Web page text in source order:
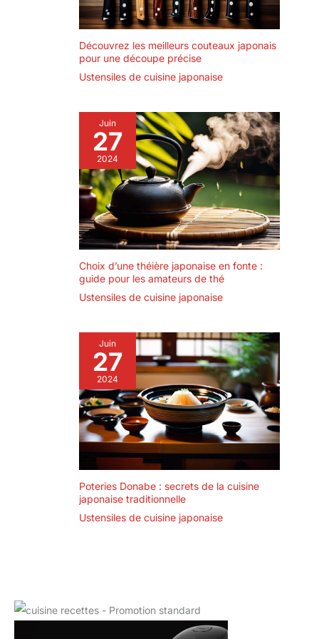
Découvrez les meilleurs couteaux japonais
pour une découpe précise
Ustensiles de cuisine japonaise
Juin
27
2024
Choix d’une théière japonaise en fonte :
guide pour les amateurs de thé
Ustensiles de cuisine japonaise
Juin
27
2024
Poteries Donabe : secrets de la cuisine
japonaise traditionnelle
Ustensiles de cuisine japonaise